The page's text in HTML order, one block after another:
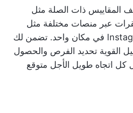
المقاييس ذات الصلة مثل
عبر منصات مختلفة مثل
Facebook وX وInstagram في مكان واحد. تضمن لك
القوية تحديد الفرص والحصول
اتجاه طويل الأجل متوقع